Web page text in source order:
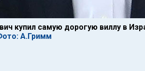
купил самую дорогую виллу в
А.Гримм